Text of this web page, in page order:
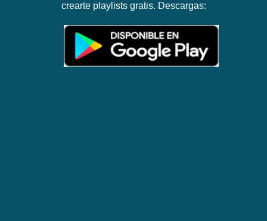
crearte playlists gratis. Descargas: